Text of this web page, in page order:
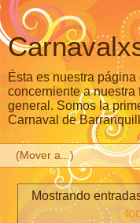
Ésta es nuestra
concerniente a
general. Somos la
Carnaval de
Mostrando